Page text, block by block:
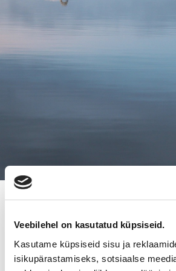
Veebilehel on kasutatud küpsiseid.
Kasutame küpsiseid sisu ja
isikupärastamiseks, sotsiaalse
KAUPPALEHTI.FI:LLÄ
LUKIJAA VIIKOSSA -
ASIAKKAILLA SUURIN